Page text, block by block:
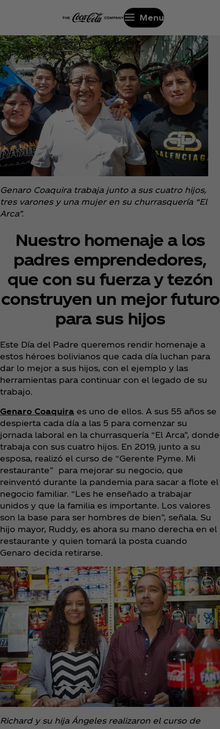
Menu
Genaro Coaquira trabaja junto a sus cuatro hijos,
tres varones y una mujer en su churrasquería “El
Arca”.
Nuestro homenaje a los
padres emprendedores,
que con su fuerza y tezón
construyen un mejor futuro
para sus hijos
Este Día del Padre queremos rendir homenaje a
estos héroes bolivianos que cada día luchan para
dar lo mejor a sus hijos, con el ejemplo y las
herramientas para continuar con el legado de su
trabajo.
Genaro Coaquira es uno de ellos. A sus 55 años se
despierta cada día a las 5 para comenzar su
jornada laboral en la churrasquería “El Arca”, donde
trabaja con sus cuatro hijos. En 2019, junto a su
esposa, realizó el curso de “Gerente Pyme. Mi
restaurante” para mejorar su negocio, que
reinventó durante la pandemia para sacar a flote el
negocio familiar. “Les he enseñado a trabajar
unidos y que la familia es importante. Los valores
son la base para ser hombres de bien”, señala. Su
hijo mayor, Ruddy, es ahora su mano derecha en el
restaurante y quien tomará la posta cuando
Genaro decida retirarse.
Richard y su hija Ángeles realizaron el curso de